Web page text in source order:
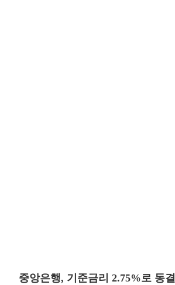
중앙은행, 기준금리 2.75%로 동결